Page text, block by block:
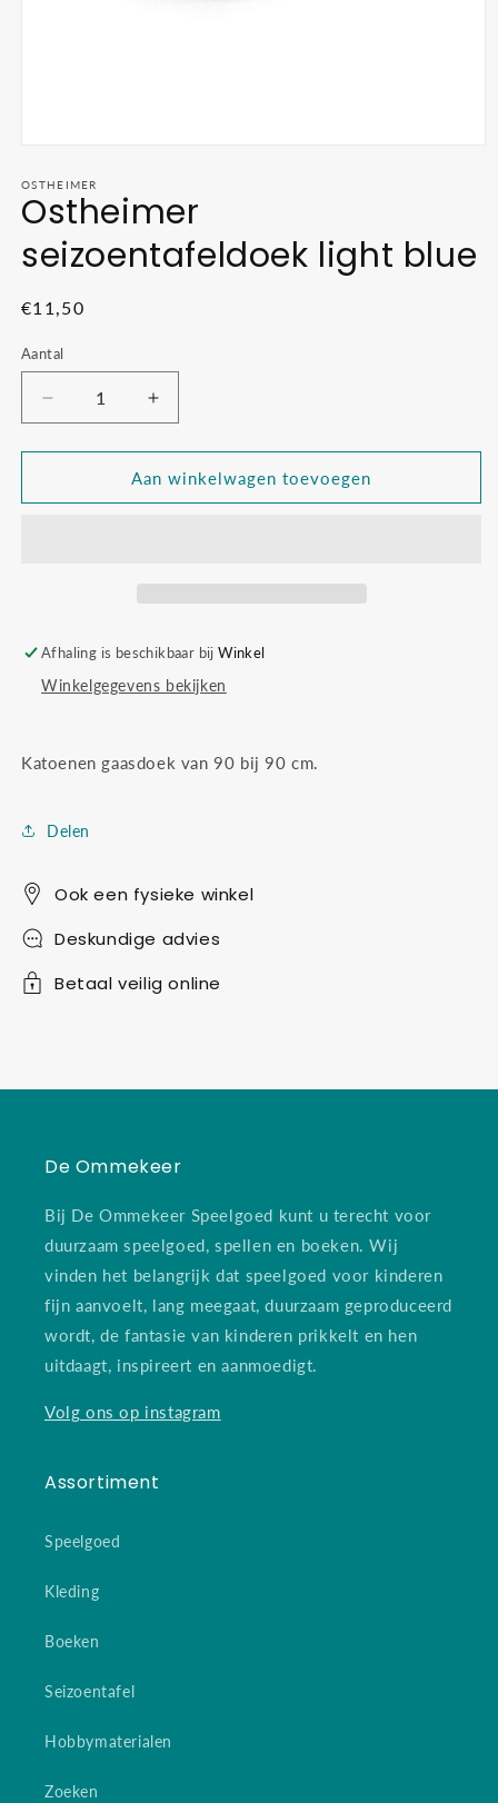
openen
in
modaal
OSTHEIMER
Ostheimer
seizoentafeldoek light blue
Normale
€11,50
Aantal
Aantal
verlagen
voor
Ostheimer
seizoentafeldoek
Aantal
verhogen
voor
Ostheimer
seizoentafeldoek
Aan winkelwagen toevoegen
Afhaling is beschikbaar bijWinkel
Winkelgegevens bekijken
Katoenen gaasdoek van 90 bij 90 cm.
Delen
Ook een fysieke winkel
Deskundige advies
Betaal veilig online
De Ommekeer
Bij De Ommekeer Speelgoed kunt u terecht voor
duurzaam speelgoed, spellen en boeken. Wij
vinden het belangrijk dat speelgoed voor kinderen
fijn aanvoelt, lang meegaat, duurzaam geproduceerd
wordt, de fantasie van kinderen prikkelt en hen
uitdaagt, inspireert en aanmoedigt.
Volg ons op instagram
Assortiment
Speelgoed
Kleding
Boeken
Seizoentafel
Hobbymaterialen
Zoeken